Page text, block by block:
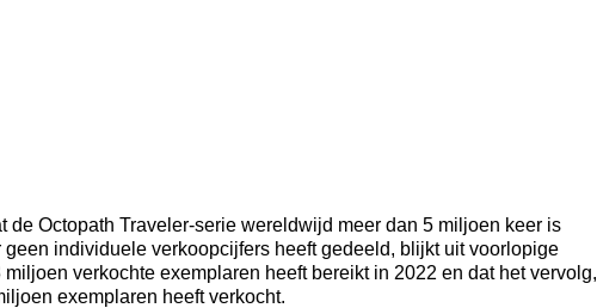
de Octopath Traveler-serie wereldwijd meer dan 5 miljoen keer is
individuele verkoopcijfers heeft gedeeld, blijkt uit voorlopige
verkochte exemplaren heeft bereikt in 2022 en dat het vervolg,
exemplaren heeft verkocht.